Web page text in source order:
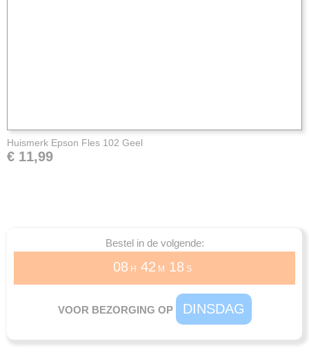
Huismerk Epson Fles 102 Geel
€ 11,99
Bestel in de volgende:
08 H 42 M 18 S
VOOR BEZORGING OP DINSDAG